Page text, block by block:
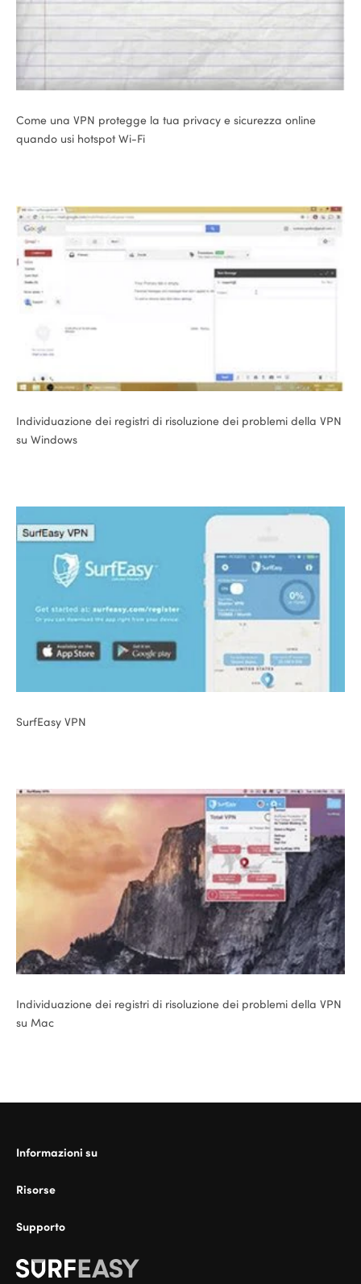
Come una VPN protegge la tua privacy e sicurezza online
quando usi hotspot Wi-Fi
Individuazione dei registri di risoluzione dei problemi della VPN
su Windows
SurfEasy VPN
Individuazione dei registri di risoluzione dei problemi della VPN
su Mac
Informazioni su
Risorse
Supporto